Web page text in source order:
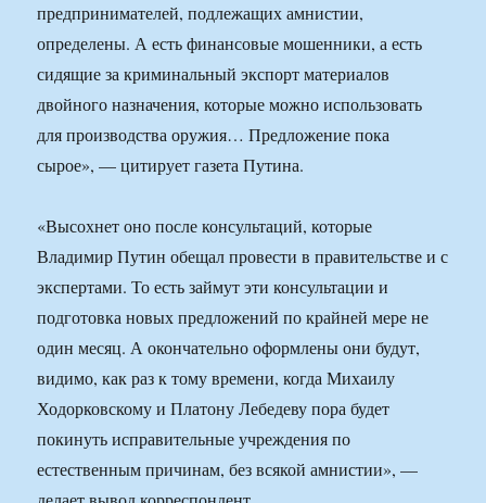
предпринимателей, подлежащих амнистии,
определены. А есть финансовые мошенники, а есть
сидящие за криминальный экспорт материалов
двойного назначения, которые можно использовать
для производства оружия… Предложение пока
сырое», — цитирует газета Путина.
«Высохнет оно после консультаций, которые
Владимир Путин обещал провести в правительстве и с
экспертами. То есть займут эти консультации и
подготовка новых предложений по крайней мере не
один месяц. А окончательно оформлены они будут,
видимо, как раз к тому времени, когда Михаилу
Ходорковскому и Платону Лебедеву пора будет
покинуть исправительные учреждения по
естественным причинам, без всякой амнистии», —